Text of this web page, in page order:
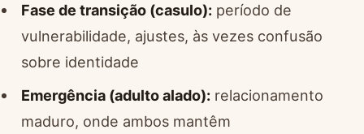
Fase de transição (casulo):período de
vulnerabilidade, ajustes, às vezes confusão
sobre identidade
Emergência (adulto alado):relacionamento
maduro, onde ambos mantêm